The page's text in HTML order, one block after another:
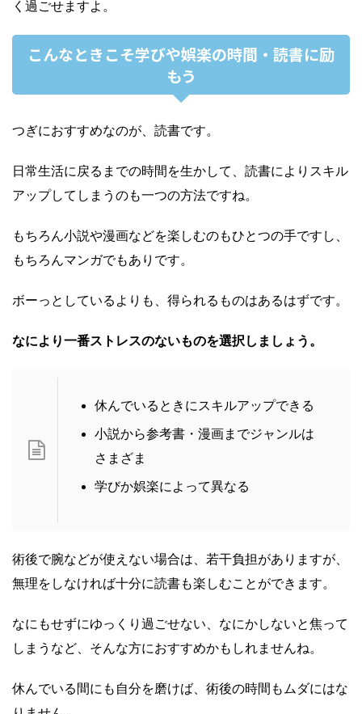
く過ごせますよ。
こんなときこそ学びや娯楽の時間・読書に励
もう
つぎにおすすめなのが、読書です。
日常生活に戻るまでの時間を生かして、読書によりスキル
アップしてしまうのも一つの方法ですね。
もちろん小説や漫画などを楽しむのもひとつの手ですし、
もちろんマンガでもありです。
ボーっとしているよりも、得られるものはあるはずです。
なにより一番ストレスのないものを選択しましょう。
休んでいるときにスキルアップできる
小説から参考書・漫画までジャンルは
さまざま
学びか娯楽によって異なる
術後で腕などが使えない場合は、若干負担がありますが、
無理をしなければ十分に読書も楽しむことができます。
なにもせずにゆっくり過ごせない、なにかしないと焦って
しまうなど、そんな方におすすめかもしれませんね。
休んでいる間にも自分を磨けば、術後の時間もムダにはな